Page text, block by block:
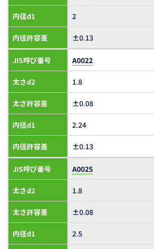
内径d1
内径許容差
2
±0.13
JIS呼び番号
太さd2
太さ許容差
内径d1
内径許容差
A0022
1.8
±0.08
2.24
±0.13
JIS呼び番号
太さd2
太さ許容差
内径d1
A0025
1.8
±0.08
2.5